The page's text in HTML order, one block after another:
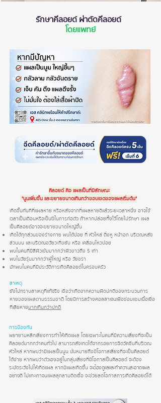
รัักษาคีลอยด์ ผ่าตัดคีลอยด์
โดยแพทย์
คีลอยด์ คือ แผลเป็นที่มีลักษณะ
"นูนเพิ่มขึ้น และขยายขนาดเกินกว่าขอบเขตของแผลเริ่มต้น"
เกิดขึ้นทันทีที่แผลหาย หรือหลังจากที่แผลหายดีแล้วระยะเวลาหนึ่ง อาจใช้
เวลาเป็นเดือนหรือเป็นปีในการก่อตัว ถ้าหากปล่อยทิ้งไว้โดยไม่รักษา แผล
เป็นคีลอยด์อาจจะขยายขนาดใหญ่ขึ้น
เกิดได้ทุกส่วนของร่างกาย พบได้บ่อย ที่ หัวไหล่ ติ่งหู หน้าอก บริเวณหลัง
ส่วนบน และบริเวณอวัยวะที่ขยับ หรือ เคลื่อนไหวบ่อย
พบในคนที่มีสีผิวเข้มมากกว่าผิวขาวถึง 5 เท่า
พบในวัยรุ่นมากกว่าผู้ใหญ่ หรือ วัยชรา
มักพบในคนที่มีประวัติการเกิดคีลอยด์ในครอบครัว
สาเหตุ
ยังไม่ทราบสาเหตุที่แท้จริง เชื่อว่าเกิดจากความผิดปกติของกระบวนการ
หายของแผลตามธรรมชาติ โดยมีการสร้างคอลลาเจนเพื่อซ่อมแซมเนื้อเยื่อ
ที่เสียหายมากเกินกว่าปกติ
การป้องกัน
พยายามหลีกเลี่ยงการทำให้เกิดแผล โดยเฉพาะในคนที่มีความเสี่ยงที่จะเป็น
คีลอยด์มากกว่าคนทั่วไป สามารถสังเกตได้จากรอยการฉีดวัคซีนที่บริเวณ
หัวไหล่ หากพบว่ามีแผลเป็นนูน นั่นหมายถึงมีโอกาสเสี่ยงที่จะเป็นคีลอยด์
ได้ง่าย หากพบว่าตัวเองอยู่ในกลุ่มเสี่ยงที่มีโอกาสเป็นคีลอยด์ จะต้อง
ระมัดระวังไม่ให้เกิดแผล หากมีแผลเกิดขึ้นจะต้องดูแลและทำความสะอาดแผล
อย่างดีไม่แกะเกาจนแผลลุกลามติดเชื้อ จะช่วยลดโอกาสการเกิดคีลอยด์ได้